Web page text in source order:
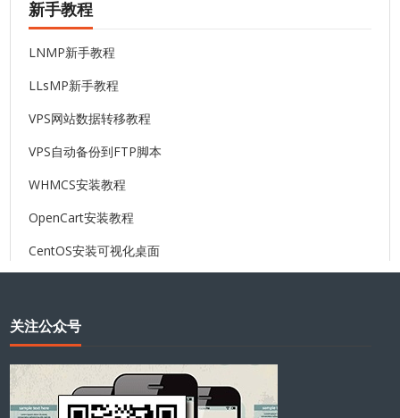
新手教程
LNMP新手教程
LLsMP新手教程
VPS网站数据转移教程
VPS自动备份到FTP脚本
WHMCS安装教程
OpenCart安装教程
CentOS安装可视化桌面
关注公众号